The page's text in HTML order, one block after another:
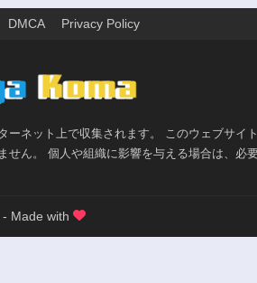
DMCA Privacy Policy
ーネット上で収集されます。 このウェブサイ
せん。 個人や組織に影響を与える場合は、必
Made with